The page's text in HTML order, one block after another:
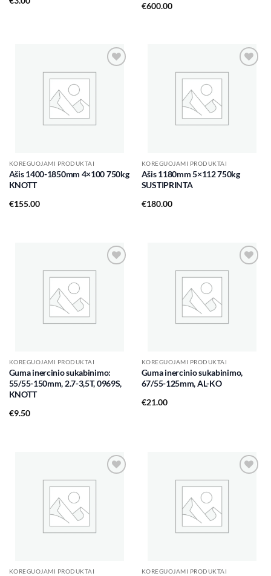
€600.00
KOREGUOJAMI PRODUKTAI
Ašis 1400-1850mm 4×100 750kg
KNOTT
€155.00
KOREGUOJAMI PRODUKTAI
Ašis 1180mm 5×112 750kg
SUSTIPRINTA
€180.00
KOREGUOJAMI PRODUKTAI
Guma inercinio sukabinimo:
55/55-150mm, 2.7-3,5T, 0969S,
KNOTT
€9.50
KOREGUOJAMI PRODUKTAI
Guma inercinio sukabinimo,
67/55-125mm, AL-KO
€21.00
KOREGUOJAMI PRODUKTAI KOREGUOJAMI PRODUKTAI